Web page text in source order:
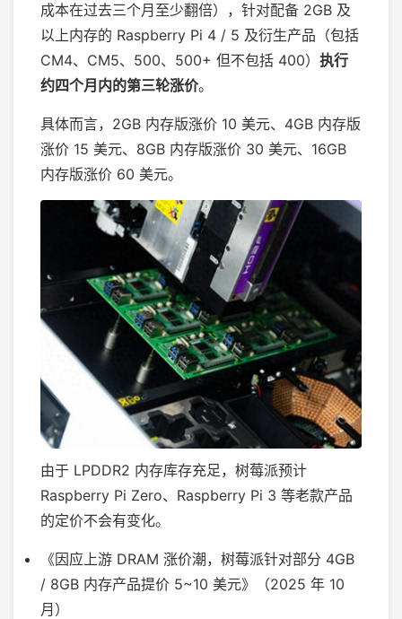
成本在过去三个月至少翻倍），针对配备 2GB 及
以上内存的 Raspberry Pi 4 / 5 及衍生产品（包括
CM4、CM5、500、500+ 但不包括 400） 执行
约四个月内的第三轮涨价。
具体而言，2GB 内存版涨价 10 美元、4GB 内存版
涨价 15 美元、8GB 内存版涨价 30 美元、16GB
内存版涨价 60 美元。
由于 LPDDR2 内存库存充足，树莓派预计
Raspberry Pi Zero、Raspberry Pi 3 等老款产品
的定价不会有变化。
《因应上游 DRAM 涨价潮，树莓派针对部分 4GB
/ 8GB 内存产品提价 5~10 美元》（2025 年 10
月）